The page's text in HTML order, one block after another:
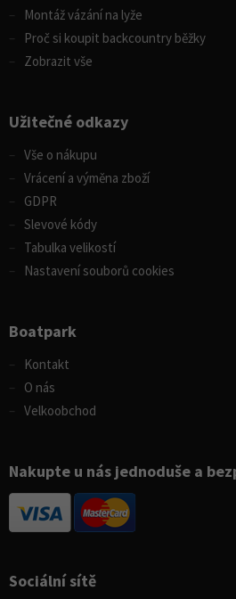
Sociální sítě
Montáž vázání na lyže
Proč si koupit backcountry běžky
Zobrazit vše
Užitečné odkazy
Vše o nákupu
Vrácení a výměna zboží
GDPR
Slevové kódy
Tabulka velikostí
Nastavení souborů cookies
Boatpark
Kontakt
O nás
Velkoobchod
Nakupte u nás jednoduše a